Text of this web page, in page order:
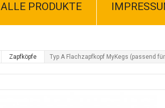
ALLE PRODUKTE
Zapfköpfe Typ A Flachzapfkopf MyKegs (passend